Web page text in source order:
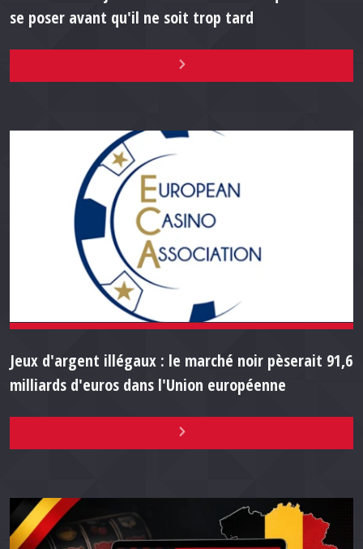
se poser avant qu'il ne soit trop tard
Jeux d'argent illégaux : le marché noir pèserait 91,6
milliards d'euros dans l'Union européenne